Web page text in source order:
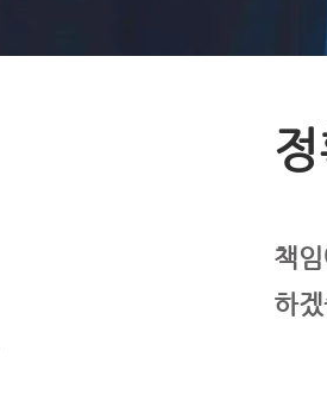
책
하